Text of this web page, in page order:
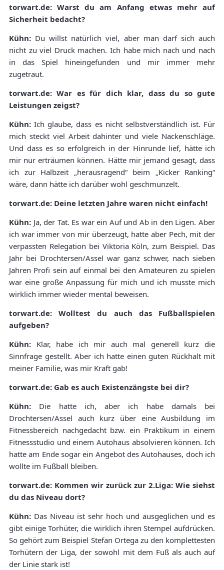
torwart.de: Warst du am Anfang etwas mehr auf
Sicherheit bedacht?
Kühn: Du willst natürlich viel, aber man darf sich auch
nicht zu viel Druck machen. Ich habe mich nach und nach
in das Spiel hineingefunden und mir immer mehr
zugetraut.
torwart.de: War es für dich klar, dass du so gute
Leistungen zeigst?
Kühn:Ich glaube, dass es nicht selbstverständlich ist. Für
mich steckt viel Arbeit dahinter und viele Nackenschläge.
Und dass es so erfolgreich in der Hinrunde lief, hätte ich
mir nur erträumen können. Hätte mir jemand gesagt, dass
ich zur Halbzeit „herausragend“ beim „Kicker Ranking“
wäre, dann hätte ich darüber wohl geschmunzelt.
torwart.de: Deine letzten Jahre waren nicht einfach!
Kühn: Ja, der Tat. Es war ein Auf und Ab in den Ligen. Aber
ich war immer von mir überzeugt, hatte aber Pech, mit der
verpassten Relegation bei Viktoria Köln, zum Beispiel. Das
Jahr bei Drochtersen/Assel war ganz schwer, nach sieben
Jahren Profi sein auf einmal bei den Amateuren zu spielen
war eine große Anpassung für mich und ich musste mich
wirklich immer wieder mental beweisen.
torwart.de: Wolltest du auch das Fußballspielen
aufgeben?
Kühn: Klar, habe ich mir auch mal generell kurz die
Sinnfrage gestellt. Aber ich hatte einen guten Rückhalt mit
meiner Familie, was mir Kraft gab!
torwart.de: Gab es auch Existenzängste bei dir?
Kühn: Die hatte ich, aber ich habe damals bei
Drochtersen/Assel auch kurz über eine Ausbildung im
Fitnessbereich nachgedacht bzw. ein Praktikum in einem
Fitnessstudio und einem Autohaus absolvieren können. Ich
hatte am Ende sogar ein Angebot des Autohauses, doch ich
wollte im Fußball bleiben.
torwart.de: Kommen wir zurück zur 2.Liga: Wie siehst
du das Niveau dort?
Kühn: Das Niveau ist sehr hoch und ausgeglichen und es
gibt einige Torhüter, die wirklich ihren Stempel aufdrücken.
So gehört zum Beispiel Stefan Ortega zu den komplettesten
Torhütern der Liga, der sowohl mit dem Fuß als auch auf
der Linie stark ist!